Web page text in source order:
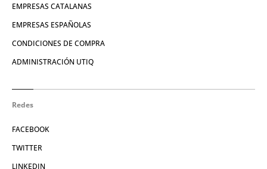
EMPRESAS CATALANAS
EMPRESAS ESPAÑOLAS
CONDICIONES DE COMPRA
ADMINISTRACIÓN UTIQ
Redes
FACEBOOK
TWITTER
LINKEDIN